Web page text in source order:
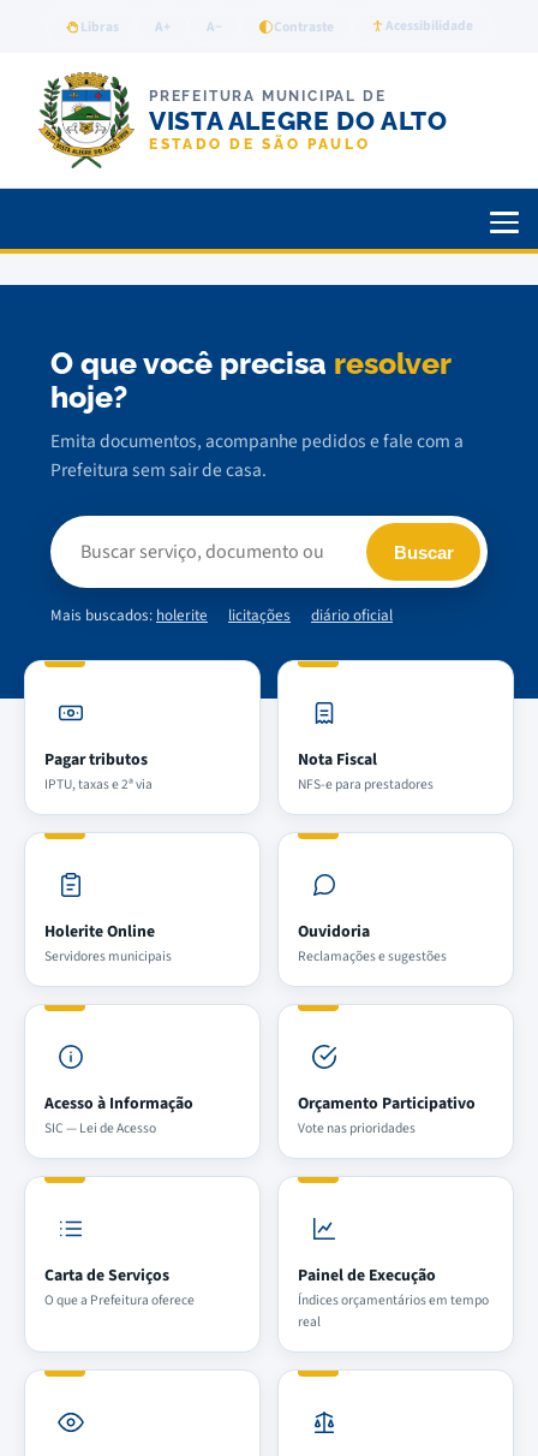
Libras A+ A− Contraste Acessibilidade
PREFEITURA MUNICIPAL DE
VISTA ALEGRE DO ALTO
ESTADO DE SÃO PAULO
O que você precisa resolver
hoje?
Emita documentos, acompanhe pedidos e fale com a
Prefeitura sem sair de casa.
Buscar serviço, documento ou notícia
Buscar
Mais buscados: holerite licitações diário oficial
Pagar tributos
IPTU, taxas e 2ª via
Nota Fiscal
NFS-e para prestadores
Holerite Online
Servidores municipais
Ouvidoria
Reclamações e sugestões
Acesso à Informação
SIC — Lei de Acesso
Orçamento Participativo
Vote nas prioridades
Carta de Serviços
O que a Prefeitura oferece
Painel de Execução
Índices orçamentários em tempo
real